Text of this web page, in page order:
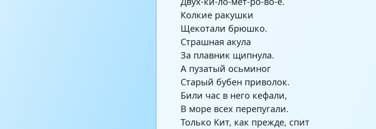
Колкие ракушки
Щекотали брюшко.
Страшная акула
За плавник щипнула.
А пузатый осьминог
Старый бубен приволок.
Били час в него кефали,
В море всех перепугали.
Только Кит, как прежде, спит